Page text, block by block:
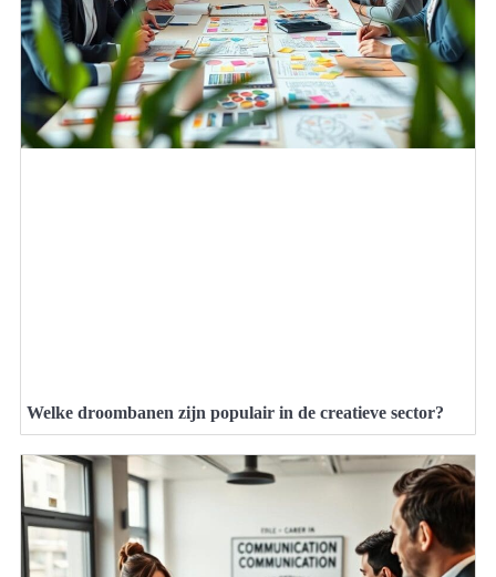
Welke droombanen zijn populair in de creatieve sector?